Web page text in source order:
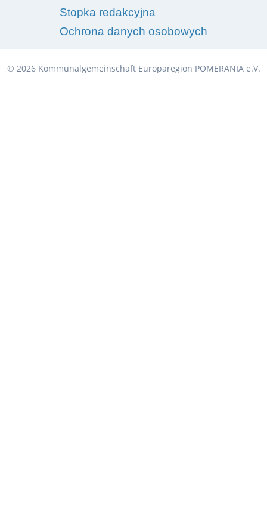
Stopka redakcyjna
Ochrona danych osobowych
© 2026 Kommunalgemeinschaft Europaregion POMERANIA e.V.